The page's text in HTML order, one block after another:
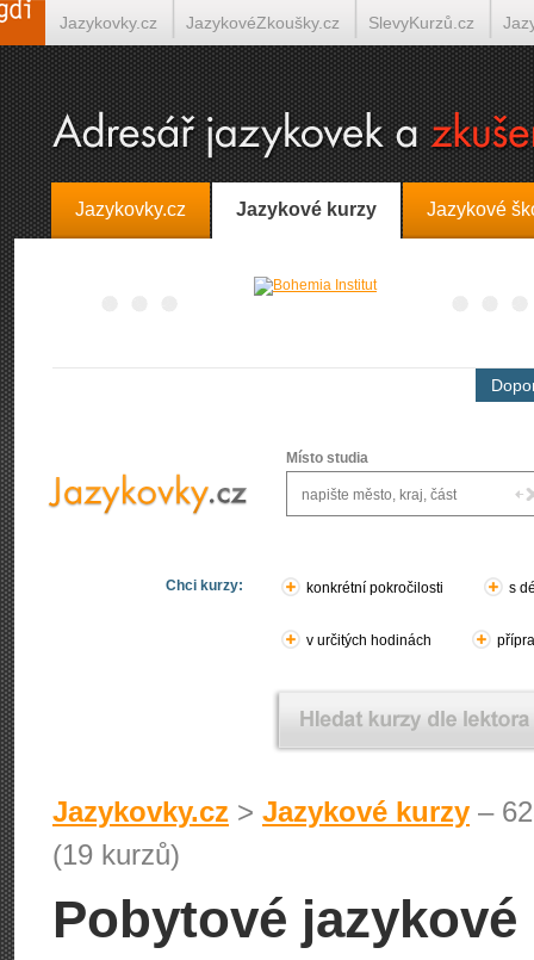
Jazykovky.cz Jazykové kurzy Jazykové
Místo studia
Chci kurzy: konkrétní pokročilosti s
v určitých hodinách
Jazykovky.cz > Jazykové kurzy –
(19 kurzů)
Pobytové jazykové
Jazykovky.cz JazykovéZkoušky.cz SlevyKurzů.cz
Španělština on-line Italština on-line Tlumočení-